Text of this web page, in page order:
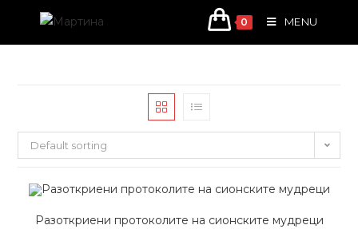
content
0 MENU
Default sorting
Разоткриени протоколите на сионските мудреци